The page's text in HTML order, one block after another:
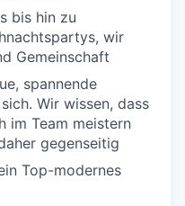
bis hin zu
wir
Gemeinschaft
spannende
Wir wissen, dass
im Team meistern
gegenseitig
Top-modernes